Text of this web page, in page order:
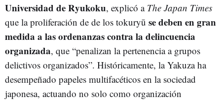
Universidad de Ryukoku, explicó a The Japan Times
que la proliferación de de los tokuryū se deben en gran
medida a las ordenanzas contra la delincuencia
organizada, que “penalizan la pertenencia a grupos
delictivos organizados”. Históricamente, la Yakuza ha
desempeñado papeles multifacéticos en la sociedad
japonesa, actuando no solo como organización